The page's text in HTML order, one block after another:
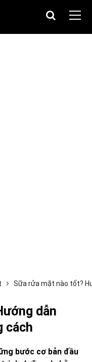
Sữa rửa mặt nào tốt?
dẫn
cách
bước cơ bản đầu